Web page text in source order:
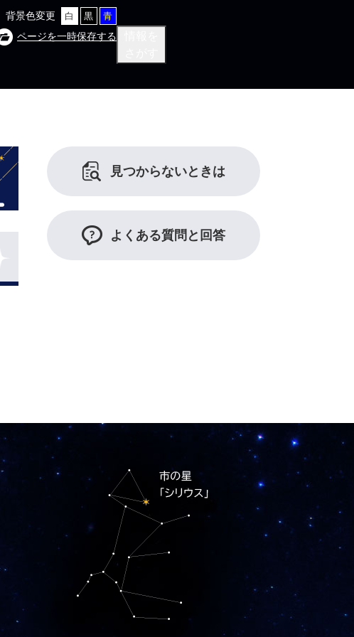
背景色変更 白 黒 青
ページを一時保存する
見つからないときは
よくある質問と回答